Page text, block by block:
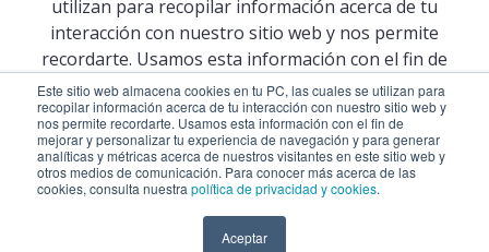
Este sitio web almacena cookies en tu PC, las cuales se utilizan para
recopilar información acerca de tu interacción con nuestro sitio web y
nos permite recordarte. Usamos esta información con el fin de
mejorar y personalizar tu experiencia de navegación y para generar
analíticas y métricas acerca de nuestros visitantes en este sitio web y
otros medios de comunicación. Para conocer más acerca de las
cookies, consulta nuestra política de privacidad y cookies.
Aceptar
Defensoría Universitaria
Terceros vinculados
San Pablo Mail
Aula Virtual Pregrado
Aula Virtual Postgrado
COPYRIGHT © 2026 Universidad Católica San Pablo – RUC:
utilizan para recopilar información acerca de tu
interacción con nuestro sitio web y nos permite
recordarte. Usamos esta información con el fin de
mejorar y personalizar tu experiencia de navegación y
para generar analíticas y métricas acerca de nuestros
visitantes en este sitio web y otros medios de
comunicación. Para conocer más acerca de las cookies,
consulta nuestrapolítica de privacidad y cookies